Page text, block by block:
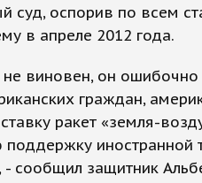
суд, оспорив по всем
в апреле 2012 года.
виновен, он
граждан,
ракет «земля-
поддержку иностранной
- сообщил защитник